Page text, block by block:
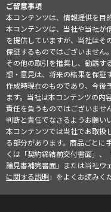
ご留意事項
本コンテンツは、情報提供を目
本コンテンツは、当社や当社が
を提供していますが、当社はそ
保証するものではございません
その他の取引を推奨し、勧誘す
想・意見は、将来の結果を保証
作成時現在のものであり、今後
ます。当社は本コンテンツの内
責任を負うものではございませ
判断と責任でなさるようお願い
本コンテンツでは当社でお取扱
る部分があります。商品ごとに
くは「契約締結前交付書面」、
論見書補完書面」または当社ウ
に関する説明」をよくお読みく